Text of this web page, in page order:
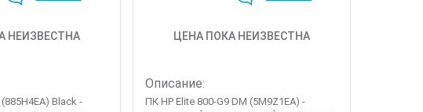
НЕИЗВЕСТНА
Black -
ЦЕНА ПОКА НЕИЗВЕСТНА
Описание:
ПК HP Elite 800-G9 DM (5M9Z1EA) -